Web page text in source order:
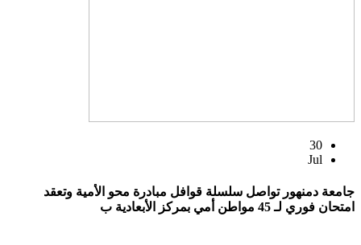
30
Jul
جامعة دمنهور تواصل سلسلة قوافل مبادرة محو الأمية وتعقد
امتحان فوري لـ 45 مواطن أمي بمركز الأبعادية ب